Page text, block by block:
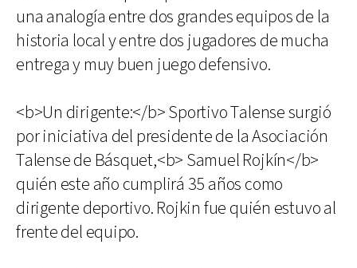
una analogía entre dos grandes equipos de la
historia local y entre dos jugadores de mucha
entrega y muy buen juego defensivo.
<b>Un dirigente:</b> Sportivo Talense surgió
por iniciativa del presidente de la Asociación
Talense de Básquet,<b> Samuel Rojkín</b>
quién este año cumplirá 35 años como
dirigente deportivo. Rojkin fue quién estuvo al
frente del equipo.